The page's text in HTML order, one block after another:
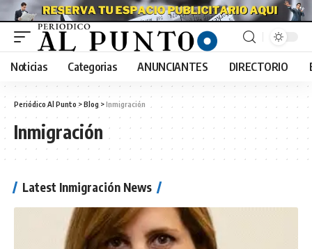
Noticias Categorias ANUNCIANTES DIRECTORIO
Periódico Al Punto >Blog >Inmigración
Inmigración
Latest Inmigración News